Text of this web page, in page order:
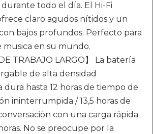
todo el día. El Hi-Fi
claro agudos nítidos y un
bajos profundos. Perfecto para
en su mundo.
TRABAJO LARGO】 La batería
de alta densidad
dura hasta 12 horas de tiempo de
ininterrumpida / 13,5 horas de
con una carga rápida
No se preocupe por la